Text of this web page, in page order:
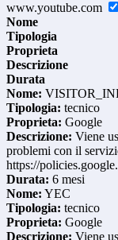
www.youtube.com
Nome
Tipologia
Proprieta
Descrizione
Durata
Nome:
Tipologia: tecnico
Proprieta: Google
Descrizione: Viene
problemi con il
https://
Durata: 6 mesi
Nome: YEC
Tipologia: tecnico
Proprieta: Google
Descrizione: Viene